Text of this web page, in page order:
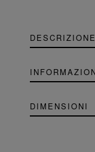
DESCRIZIONE
DIMENSIONI